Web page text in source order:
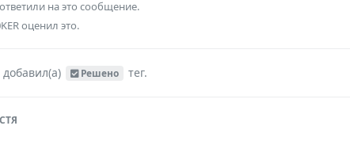
ответили на это сообщение.
оценил это.
добавил(а) Решено тег.